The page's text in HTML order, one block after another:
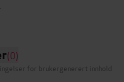
(0)
for brukergenerert innhold